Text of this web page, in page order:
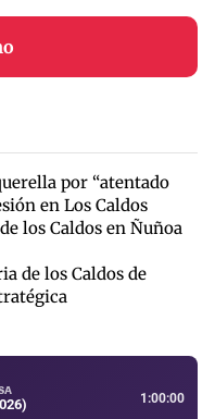
por “atentado
en Los Caldos
los Caldos en Ñuñoa
de los Caldos de
1:00:00